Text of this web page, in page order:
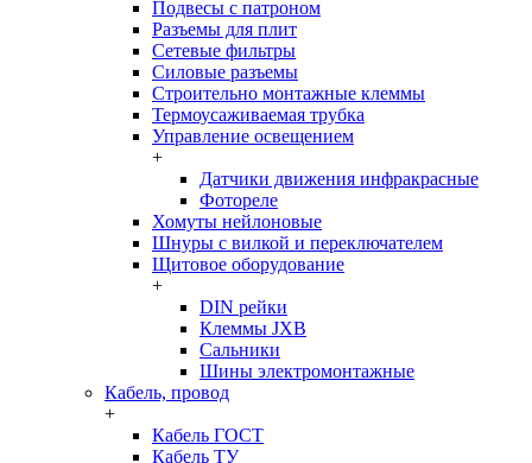
Подвесы с патроном
Разъемы для плит
Сетевые фильтры
Силовые разъемы
Строительно монтажные клеммы
Термоусаживаемая трубка
Управление освещением
+
Датчики движения инфракрасные
Фотореле
Хомуты нейлоновые
Шнуры с вилкой и переключателем
Щитовое оборудование
+
DIN рейки
Клеммы JXB
Сальники
Шины электромонтажные
Кабель, провод
+
Кабель ГОСТ
Кабель ТУ